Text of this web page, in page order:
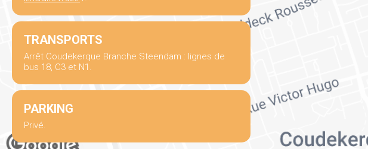
TRANSPORTS
Arrêt Coudekerque Branche Steendam : lignes de
bus 18, C3 et N1.
PARKING
Privé.